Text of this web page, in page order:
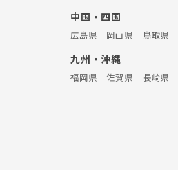
中国・四国
広島県 岡山県 鳥取県
九州・沖縄
福岡県 佐賀県 長崎県